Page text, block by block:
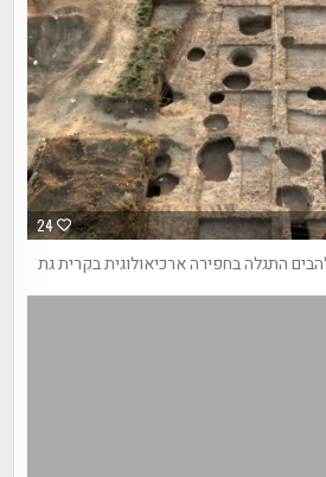
24
התגלה בחפירה ארכיאולוגית בקרית גת